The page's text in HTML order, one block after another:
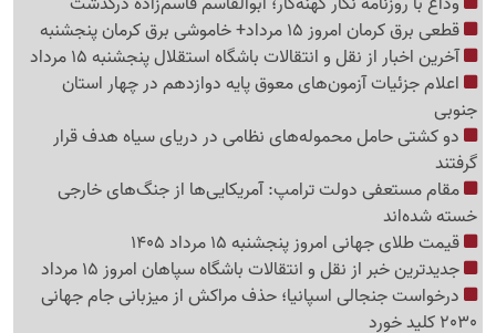
قطعی برق کرمان امروز 15 مرداد+ خاموشی برق کرمان پنجشنبه
آخرین اخبار از نقل و انتقالات باشگاه استقلال پنجشنبه 15 مرداد
اعلام جزئیات آزمون‌های معوق پایه دوازدهم در چهار استان
جنوبی
دو کشتی حامل محموله‌های نظامی در دریای سیاه هدف قرار
گرفتند
مقام مستعفی دولت ترامپ: آمریکایی‌ها از جنگ‌های خارجی
خسته شده‌اند
قیمت طلای جهانی امروز پنجشنبه 15 مرداد 1405
جدیدترین خبر از نقل و انتقالات باشگاه سپاهان امروز 15 مرداد
درخواست جنجالی اسپانیا؛ حذف مراکش از میزبانی جام جهانی
2030 کلید خورد